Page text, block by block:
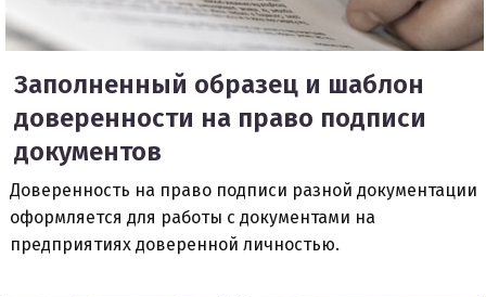
Заполненный образец и шаблон
доверенности на право подписи
документов
Доверенность на право подписи разной документации
оформляется для работы с документами на
предприятиях доверенной личностью.